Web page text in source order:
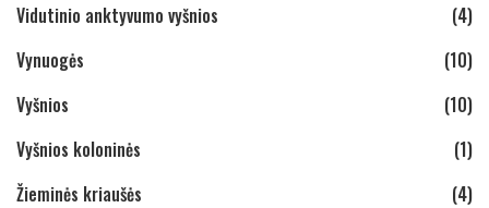
Vidutinio anktyvumo vyšnios
(4)
Vynuogės
(10)
Vyšnios
(10)
Vyšnios koloninės
(1)
Žieminės kriaušės
(4)